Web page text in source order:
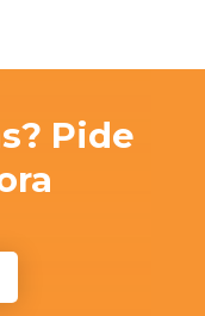
Pide